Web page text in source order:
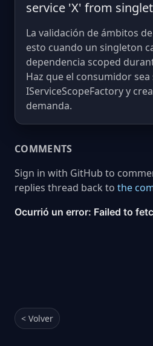
service 'X' from
La validación de ámbitos de
esto cuando un singleton
dependencia scoped
Haz que el consumidor
IServiceScopeFactory y
demanda.
COMMENTS
Sign in with GitHub to
replies thread back to the
< Volver